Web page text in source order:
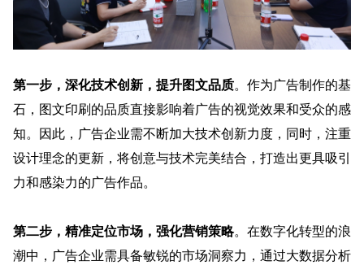
第一步，深化技术创新，提升图文品质。作为广告制作的基
石，图文印刷的品质直接影响着广告的视觉效果和受众的感
知。因此，广告企业需不断加大技术创新力度，同时，注重
设计理念的更新，将创意与技术完美结合，打造出更具吸引
力和感染力的广告作品。
第二步，精准定位市场，强化营销策略。在数字化转型的浪
潮中，广告企业需具备敏锐的市场洞察力，通过大数据分析